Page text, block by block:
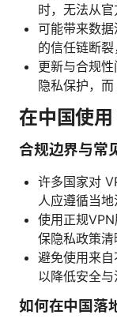
时，无法从官
可能带来数
的信任链断裂
更新与合规
隐私保护，
在中国使
合规边界与常
许多国家对
人应遵循当地
使用正规
保隐私政策清
避免使用来自
以降低安全与
如何在中国落